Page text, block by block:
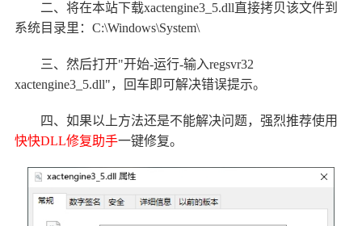
二、将在本站下载xactengine3_5.dll直接拷贝该文件到
系统目录里：C:\Windows\System\
三、然后打开"开始-运行-输入regsvr32
xactengine3_5.dll"，回车即可解决错误提示。
四、如果以上方法还是不能解决问题，强烈推荐使用
快快DLL修复助手一键修复。